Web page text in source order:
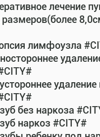
лечение
лимфоузла
удаление
без наркоза
наркоз #CITY#